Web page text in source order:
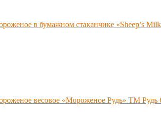
в бумажном стаканчике «Sheep’s
весовое «Мороженое Рудь» ТМ Рудь